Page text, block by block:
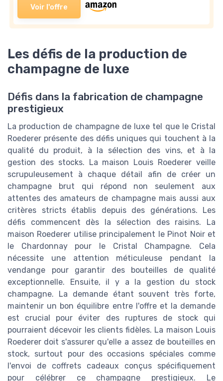
Voir l'offre
Les défis de la production de
champagne de luxe
Défis dans la fabrication de champagne
prestigieux
La production de champagne de luxe tel que le Cristal
Roederer présente des défis uniques qui touchent à la
qualité du produit, à la sélection des vins, et à la
gestion des stocks. La maison Louis Roederer veille
scrupuleusement à chaque détail afin de créer un
champagne brut qui répond non seulement aux
attentes des amateurs de champagne mais aussi aux
critères stricts établis depuis des générations. Les
défis commencent dès la sélection des raisins. La
maison Roederer utilise principalement le Pinot Noir et
le Chardonnay pour le Cristal Champagne. Cela
nécessite une attention méticuleuse pendant la
vendange pour garantir des bouteilles de qualité
exceptionnelle. Ensuite, il y a la gestion du stock
champagne. La demande étant souvent très forte,
maintenir un bon équilibre entre l'offre et la demande
est crucial pour éviter des ruptures de stock qui
pourraient décevoir les clients fidèles. La maison Louis
Roederer doit s'assurer qu'elle a assez de bouteilles en
stock, surtout pour des occasions spéciales comme
l'envoi de coffrets cadeaux conçus spécifiquement
pour célébrer ce champagne prestigieux. Le